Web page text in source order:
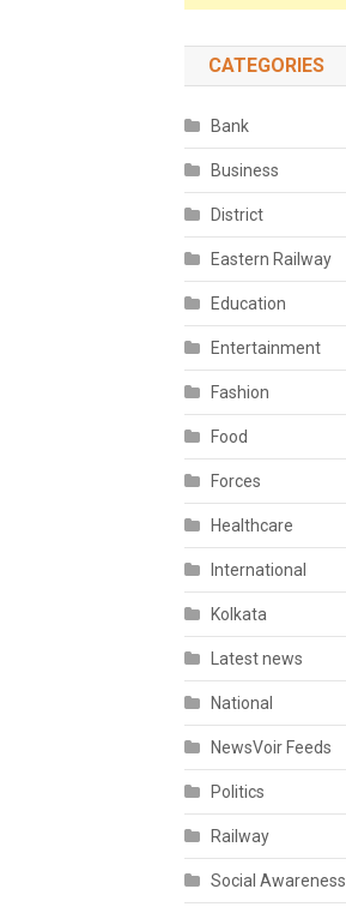
CATEGORIES
Bank
Business
District
Eastern Railway
Education
Entertainment
Fashion
Food
Forces
Healthcare
International
Kolkata
Latest news
National
NewsVoir Feeds
Politics
Railway
Social Awareness